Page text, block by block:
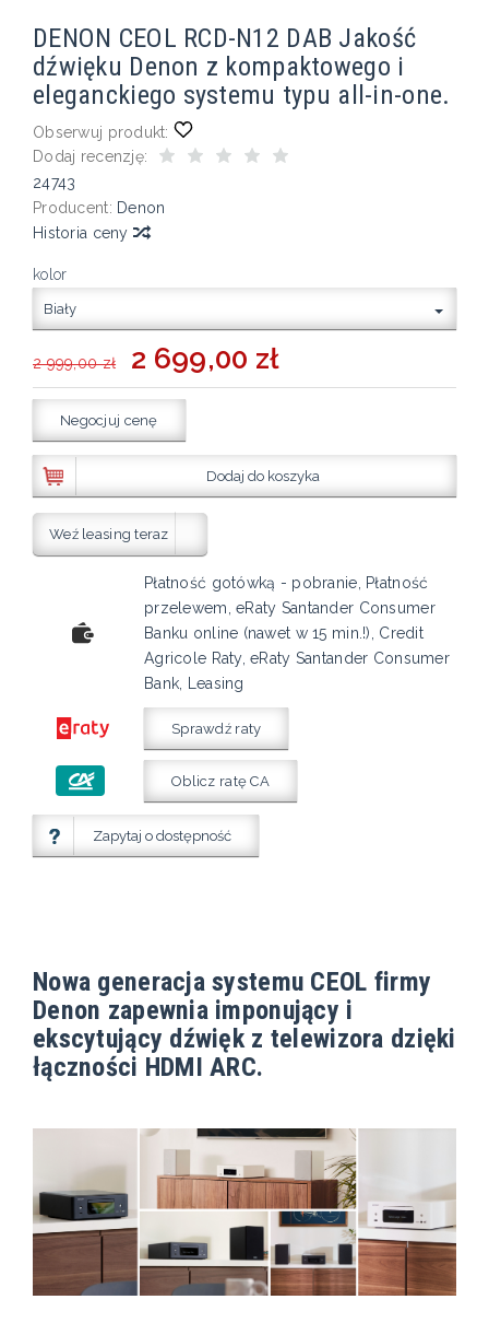
DENON CEOL RCD-N12 DAB Jakość
dźwięku Denon z kompaktowego i
eleganckiego systemu typu all-in-one.
Obserwuj produkt:
Dodaj recenzję:
24743
Producent: Denon
Historia ceny
kolor
Biały
2 999,00 zł 2 699,00 zł
Negocjuj cenę
Dodaj do koszyka
Weź leasing teraz
Płatność gotówką - pobranie, Płatność
przelewem, eRaty Santander Consumer
Banku online (nawet w 15 min.!), Credit
Agricole Raty, eRaty Santander Consumer
Bank, Leasing
Sprawdź raty
Oblicz ratę CA
Zapytaj o dostępność
Nowa generacja systemu CEOL firmy
Denon zapewnia imponujący i
ekscytujący dźwięk z telewizora dzięki
łączności HDMI ARC.